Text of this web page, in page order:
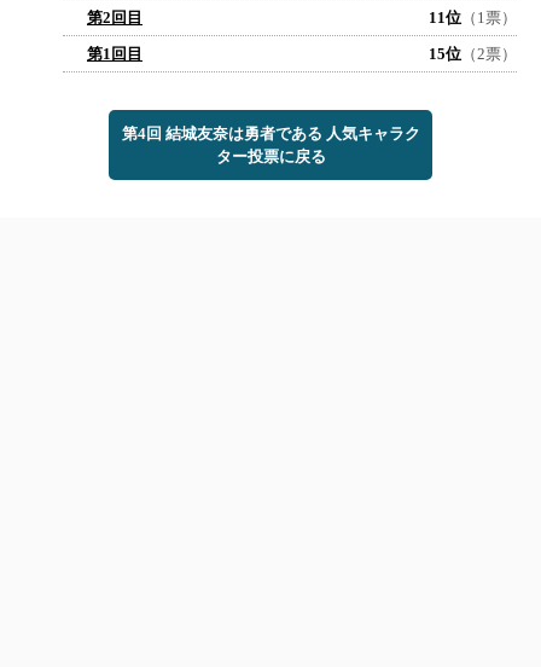
第2回目
11位 （1票）
第1回目
15位 （2票）
第4回 結城友奈は勇者である 人気キャラク
ター投票に戻る